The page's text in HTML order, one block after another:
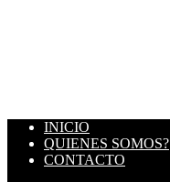
INICIO
QUIENES SOMOS?
CONTACTO